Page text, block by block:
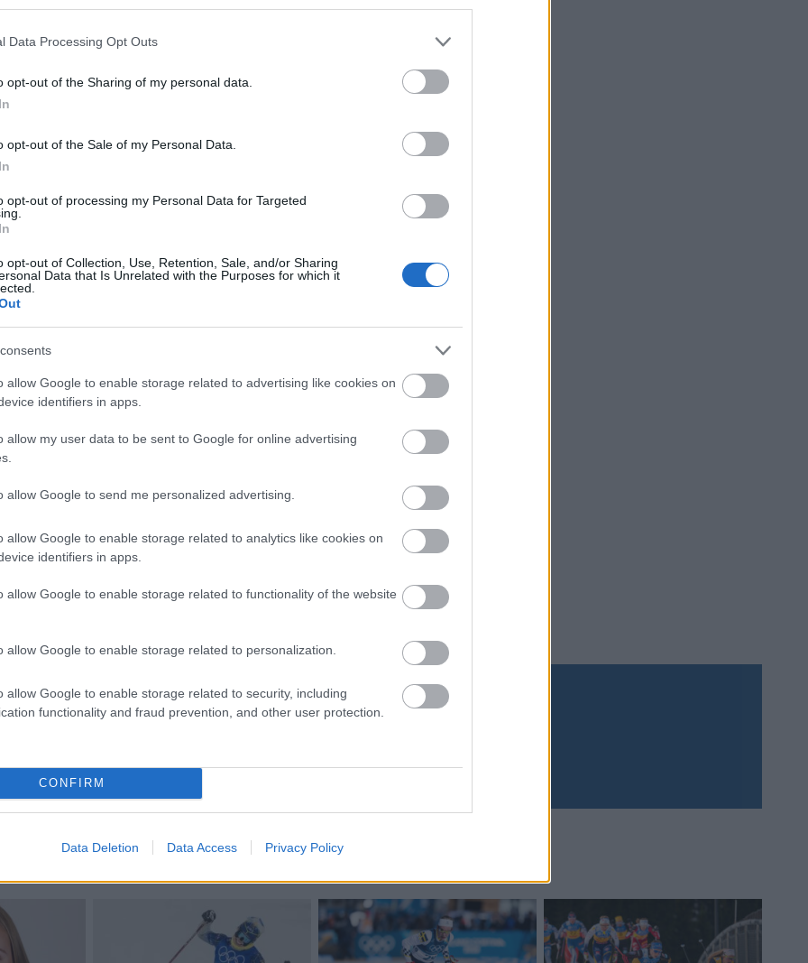
Data Processing Opt Outs
opt-out of the Sharing of my personal data.
opt-out of the Sale of my Personal Data.
opt-out of processing my Personal Data for Targeted
opt-out of Collection, Use, Retention, Sale, and/or Sharing
Data that Is Unrelated with the Purposes for which it
allow Google to enable storage related to advertising like cookies on
identifiers in apps.
allow my user data to be sent to Google for online advertising
allow Google to send me personalized advertising.
allow Google to enable storage related to analytics like cookies on
identifiers in apps.
allow Google to enable storage related to functionality of the website
allow Google to enable storage related to personalization.
allow Google to enable storage related to security, including
functionality and fraud prevention, and other user protection.
CONFIRM
Data Deletion Data Access Privacy Policy
skidförbundet i stället satsa mer på Elon-lagen. Det
delta. Det är ganska dyrt för deltagarna, men enligt
ville vara med i Elon-lagen. För de allra flesta var
och det är förstås en utmaning för oss. Vi måste vara
men den ekonomiska situationen är som alla vet
skidförbundet. Foto: KJELL-ERIK KRISTIANSEN/kekstock.com
och vi har lagt en plan med fyra punkter fram till
i att åka skidor. Dessutom startar vi ett
åtgärder för att behålla frivilligheten.
prestationsnivåer, öka den kommersiella värdet och
vi måste kompensera för prisökningarna och därför
har profiler som kan skapa intresse.
kommer fyra år i rad med mästerskap, så det är en